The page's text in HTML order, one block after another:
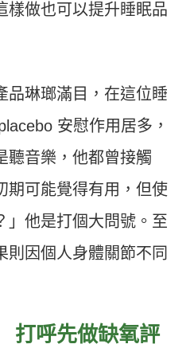
樣做也可以提升睡眠品
品琳瑯滿目，在這位睡
安慰作用居多，
聽音樂，他都曾接觸
期可能覺得有用，但使
」他是打個大問號。至
則因個人身體關節不同
打呼先做缺氧評